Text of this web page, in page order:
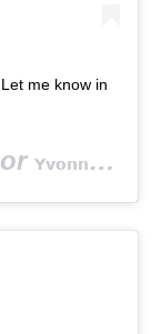
me know in
𝗬𝘃𝗼𝗻𝗻𝗲 𝗕𝗮𝗿